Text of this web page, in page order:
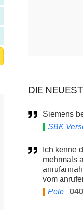
DIE
Siemens
SBK
mehrmals
vom
Pete